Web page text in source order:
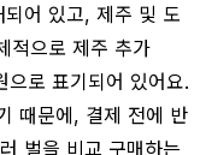
어 있고, 제주 및 도
적으로 제주 추가
로 표기되어 있어요.
때문에, 결제 전에 반
벌을 비교 구매하는